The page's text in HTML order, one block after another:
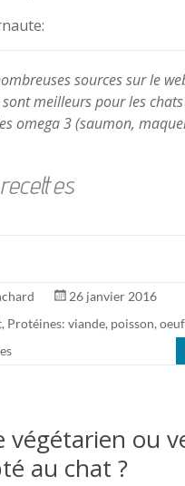
sources sur le
meilleurs pour les
omega 3 (saumon,
26 janvier 2016
, Protéines: viande, poisson, oeuf
végétarien ou
au chat ?